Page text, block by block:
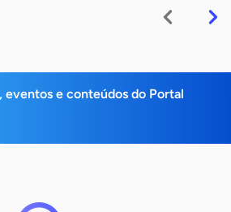
eventos e conteúdos do Portal